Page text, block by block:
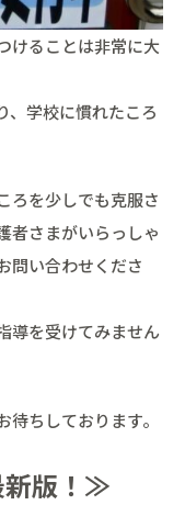
けることは非常に大
、学校に慣れたころ
ろを少しでも克服さ
者さまがいらっしゃ
問い合わせくださ
導を受けてみません
ちしております。
版！≫